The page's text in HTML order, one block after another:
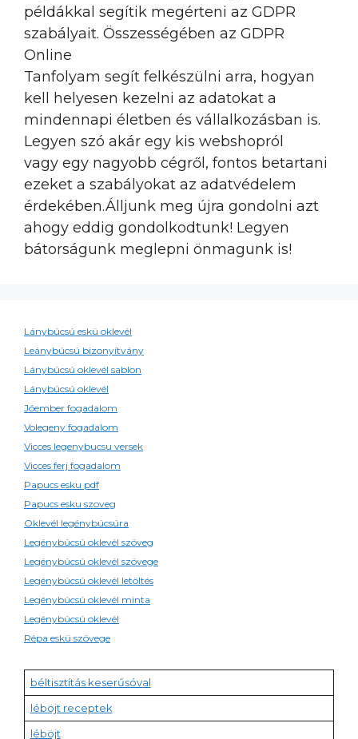
példákkal segítik megérteni az GDPR
szabályait. Összességében az GDPR
Online
Tanfolyam segít felkészülni arra, hogyan
kell helyesen kezelni az adatokat a
mindennapi életben és vállalkozásban is.
Legyen szó akár egy kis webshopról
vagy egy nagyobb cégről, fontos betartani
ezeket a szabályokat az adatvédelem
érdekében.Álljunk meg újra gondolni azt
ahogy eddig gondolkodtunk! Legyen
bátorságunk meglepni önmagunk is!
Lánybúcsú eskü oklevél
Leánybúcsú bizonyítvány
Lánybúcsú oklevél sablon
Lánybúcsú oklevél
Jóember fogadalom
Volegeny fogadalom
Vicces legenybucsu versek
Vicces ferj fogadalom
Papucs esku pdf
Papucs esku szoveg
Oklevél legénybúcsúra
Legénybúcsú oklevél szöveg
Legénybúcsú oklevél szövege
Legénybúcsú oklevél letöltés
Legénybúcsú oklevél minta
Legénybúcsú oklevél
Répa eskü szövege
béltisztítás keserűsóval
léböjt receptek
léböjt